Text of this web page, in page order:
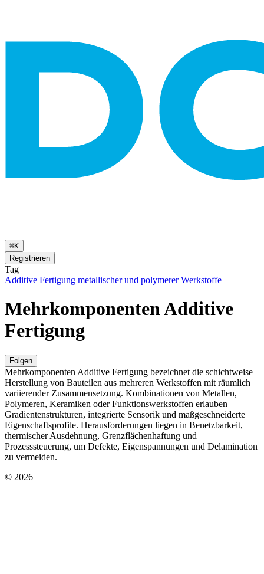
⌘K
Registrieren
Tag
Additive Fertigung metallischer und polymerer Werkstoffe
Mehrkomponenten Additive
Fertigung
Folgen
Mehrkomponenten Additive Fertigung bezeichnet die schichtweise
Herstellung von Bauteilen aus mehreren Werkstoffen mit räumlich
variierender Zusammensetzung. Kombinationen von Metallen,
Polymeren, Keramiken oder Funktionswerkstoffen erlauben
Gradientenstrukturen, integrierte Sensorik und maßgeschneiderte
Eigenschaftsprofile. Herausforderungen liegen in Benetzbarkeit,
thermischer Ausdehnung, Grenzflächenhaftung und
Prozesssteuerung, um Defekte, Eigenspannungen und Delamination
zu vermeiden.
© 2026